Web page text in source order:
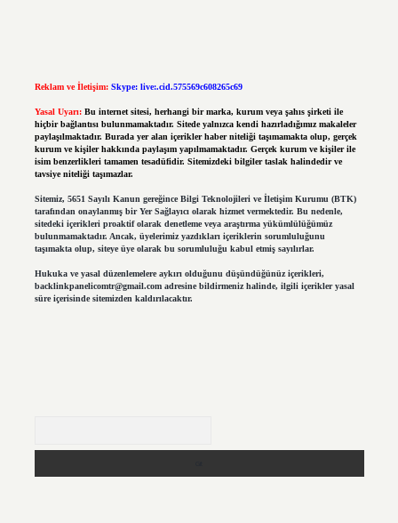
Reklam ve İletişim: Skype: live:.cid.575569c608265c69
Yasal Uyarı: Bu internet sitesi, herhangi bir marka, kurum veya şahıs şirketi ile
hiçbir bağlantısı bulunmamaktadır. Sitede yalnızca kendi hazırladığımız makaleler
paylaşılmaktadır. Burada yer alan içerikler haber niteliği taşımamakta olup, gerçek
kurum ve kişiler hakkında paylaşım yapılmamaktadır. Gerçek kurum ve kişiler ile
isim benzerlikleri tamamen tesadüfidir. Sitemizdeki bilgiler taslak halindedir ve
tavsiye niteliği taşımazlar.
Sitemiz, 5651 Sayılı Kanun gereğince Bilgi Teknolojileri ve İletişim Kurumu (BTK)
tarafından onaylanmış bir Yer Sağlayıcı olarak hizmet vermektedir. Bu nedenle,
sitedeki içerikleri proaktif olarak denetleme veya araştırma yükümlülüğümüz
bulunmamaktadır. Ancak, üyelerimiz yazdıkları içeriklerin sorumluluğunu
taşımakta olup, siteye üye olarak bu sorumluluğu kabul etmiş sayılırlar.
Hukuka ve yasal düzenlemelere aykırı olduğunu düşündüğünüz içerikleri,
backlinkpanelicomtr@gmail.comadresine bildirmeniz halinde, ilgili içerikler yasal
süre içerisinde sitemizden kaldırılacaktır.